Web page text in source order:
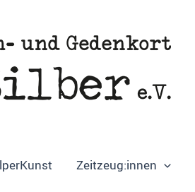
Zeitzeug:innen